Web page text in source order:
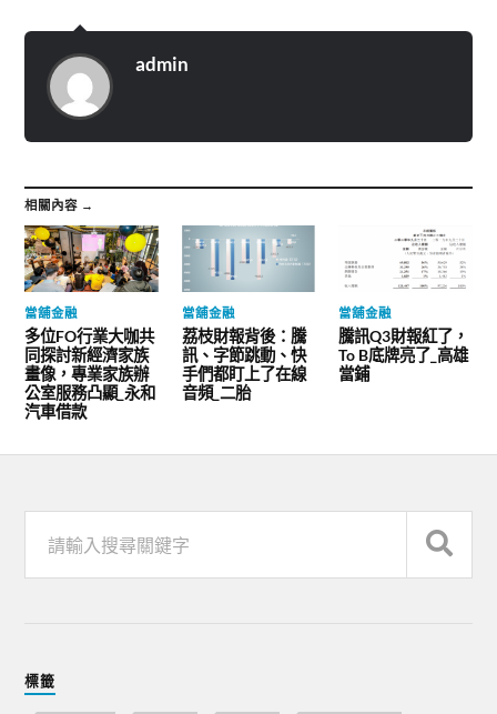
admin
相關內容 →
當舖金融
多位FO行業大咖共
同探討新經濟家族
畫像，專業家族辦
公室服務凸顯_永和
汽車借款
當舖金融
荔枝財報背後：騰
訊、字節跳動、快
手們都盯上了在線
音頻_二胎
當舖金融
騰訊Q3財報紅了，
To B底牌亮了_高雄
當鋪
標籤